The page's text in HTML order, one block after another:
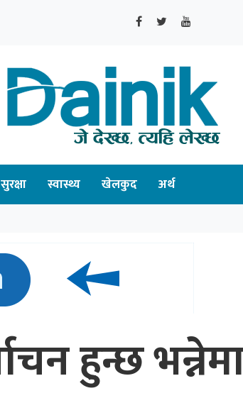
सुरक्षा स्वास्थ्य खेलकुद अर्थ
हुन्छ